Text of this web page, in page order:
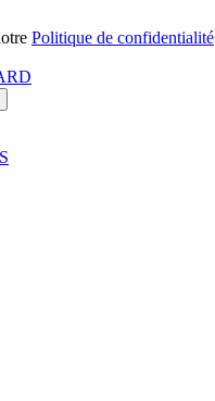
Politique de confidentialité